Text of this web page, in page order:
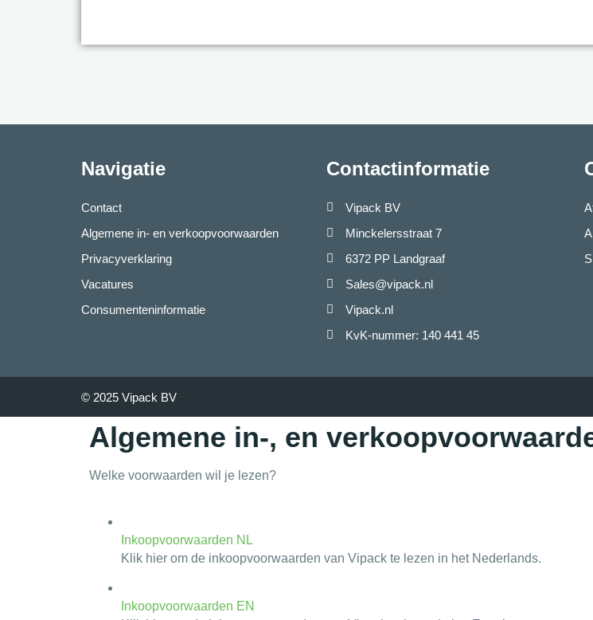
Navigatie
Contact
Algemene in- en verkoopvoorwaarden
Privacyverklaring
Vacatures
Consumenteninformatie
Contactinformatie
Vipack BV
Minckelersstraat 7
6372 PP Landgraaf
Sales@vipack.nl
Vipack.nl
KvK-nummer: 140 441 45
© 2025 Vipack BV
Algemene in-, en
Welke voorwaarden wil je lezen?
Inkoopvoorwaarden NL
Klik hier om de inkoopvoorwaarden van Vipack te lezen in het Nederlands.
Inkoopvoorwaarden EN